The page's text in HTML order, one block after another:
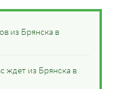
из Брянска в
ждет из Брянска в